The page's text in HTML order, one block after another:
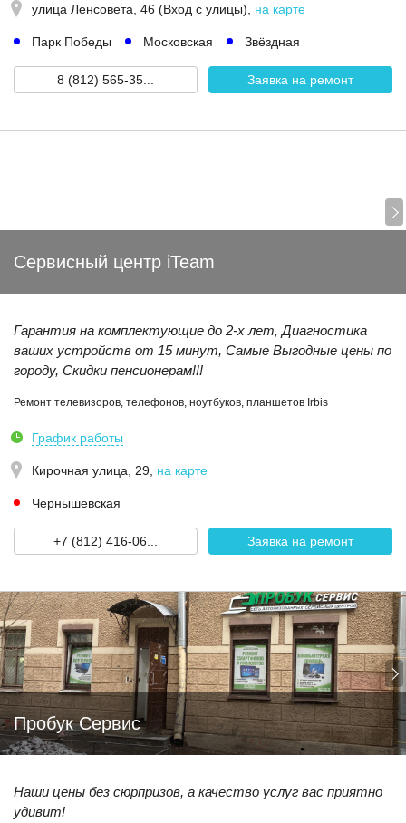
улица Ленсовета, 46 (Вход с улицы) на карте
Парк Победы Московская Звёздная
8 (812) 565-35... Заявка на ремонт
Сервисный центр iTeam
Гарантия на комплектующие до 2-х лет, Диагностика
ваших устройств от 15 минут, Самые Выгодные цены по
городу, Скидки пенсионерам!!!
Ремонт телевизоров, телефонов, ноутбуков, планшетов Irbis
График работы
Кирочная улица, 29 на карте
Чернышевская
+7 (812) 416-06... Заявка на ремонт
Пробук Сервис
Наши цены без сюрпризов, а качество услуг вас приятно
удивит!